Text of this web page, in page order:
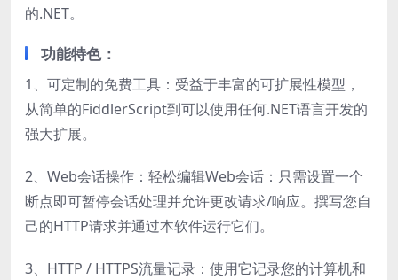
的.NET。
功能特色：
1、可定制的免费工具：受益于丰富的可扩展性模型，
从简单的FiddlerScript到可以使用任何.NET语言开发的
强大扩展。
2、Web会话操作：轻松编辑Web会话：只需设置一个
断点即可暂停会话处理并允许更改请求/响应。撰写您自
己的HTTP请求并通过本软件运行它们。
3、HTTP / HTTPS流量记录：使用它记录您的计算机和